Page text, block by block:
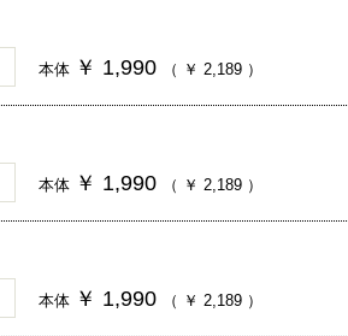
本体 ￥ 1,990 （ ￥ 2,189 ）
本体 ￥ 1,990 （ ￥ 2,189 ）
本体 ￥ 1,990 （ ￥ 2,189 ）